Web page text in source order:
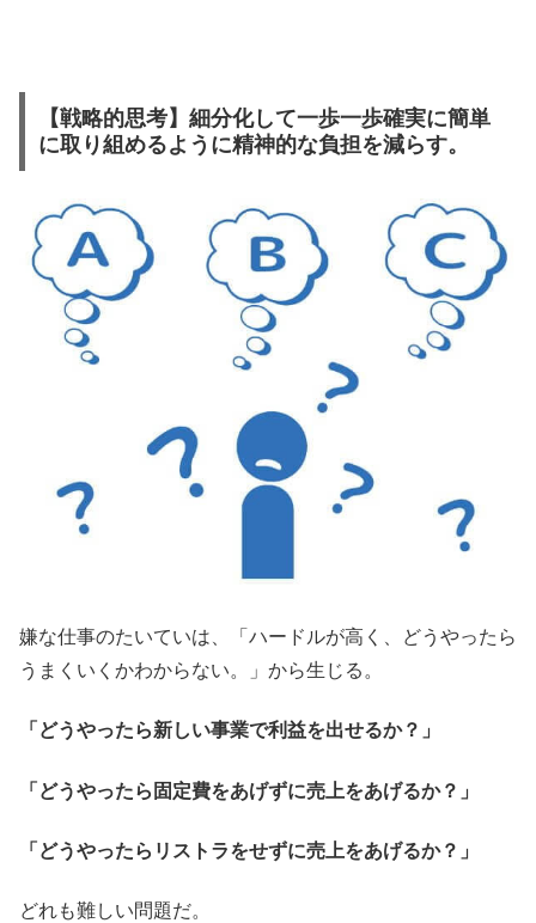
【戦略的思考】細分化して一歩一歩確実に簡単
に取り組めるように精神的な負担を減らす。
嫌な仕事のたいていは、「ハードルが高く、どうやったら
うまくいくかわからない。」から生じる。
「どうやったら新しい事業で利益を出せるか？」
「どうやったら固定費をあげずに売上をあげるか？」
「どうやったらリストラをせずに売上をあげるか？」
どれも難しい問題だ。